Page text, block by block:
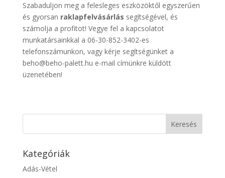
Szabaduljon meg a felesleges eszközöktől egyszerűen
és gyorsan raklapfelvásárlás segítségével, és
számolja a profitot! Vegye fel a kapcsolatot
munkatársainkkal a 06-30-852-3402-es
telefonszámunkon, vagy kérje segítségünket a
beho@beho-palett.hu e-mail címünkre küldött
üzenetében!
Kategóriák
Adás-Vétel